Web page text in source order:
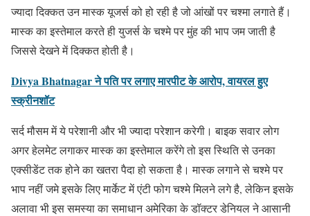
ज्यादा दिक्कत उन मास्क यूजर्स को हो रही है जो आंखों पर चश्मा लगाते हैं।
मास्क का इस्तेमाल करते ही युजर्स के चश्मे पर मुंह की भाप जम जाती है
जिससे देखने में दिक्कत होती है।
Divya Bhatnagar ने पति पर लगाए मारपीट के आरोप, वायरल हुए
स्क्रीनशॉट
सर्द मौसम में ये परेशानी और भी ज्यादा परेशान करेगी। बाइक सवार लोग
अगर हेलमेट लगाकर मास्क का इस्तेमाल करेंगे तो इस स्थिति से उनका
एक्सीडेंट तक होने का खतरा पैदा हो सकता है। मास्क लगाने से चश्मे पर
भाप नहीं जमे इसके लिए मार्केट में एंटी फोग चश्मे मिलने लगे है, लेकिन इसके
अलावा भी इस समस्या का समाधान अमेरिका के डॉक्टर डेनियल ने आसानी